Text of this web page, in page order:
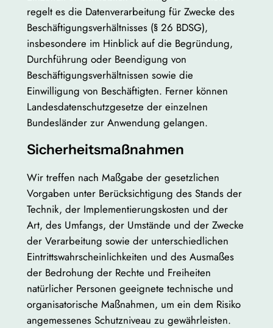
regelt es die Datenverarbeitung für Zwecke des
Beschäftigungsverhältnisses (§ 26 BDSG),
insbesondere im Hinblick auf die Begründung,
Durchführung oder Beendigung von
Beschäftigungsverhältnissen sowie die
Einwilligung von Beschäftigten. Ferner können
Landesdatenschutzgesetze der einzelnen
Bundesländer zur Anwendung gelangen.
Sicherheitsmaßnahmen
Wir treffen nach Maßgabe der gesetzlichen
Vorgaben unter Berücksichtigung des Stands der
Technik, der Implementierungskosten und der
Art, des Umfangs, der Umstände und der Zwecke
der Verarbeitung sowie der unterschiedlichen
Eintrittswahrscheinlichkeiten und des Ausmaßes
der Bedrohung der Rechte und Freiheiten
natürlicher Personen geeignete technische und
organisatorische Maßnahmen, um ein dem Risiko
angemessenes Schutzniveau zu gewährleisten.